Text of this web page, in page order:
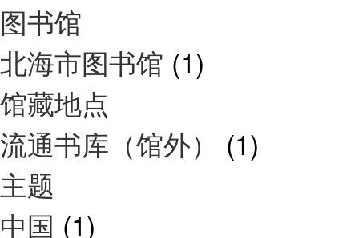
图书馆
北海市图书馆 (1)
馆藏地点
流通书库（馆外） (1)
主题
中国 (1)